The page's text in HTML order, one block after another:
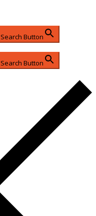
Search Button
Search Button